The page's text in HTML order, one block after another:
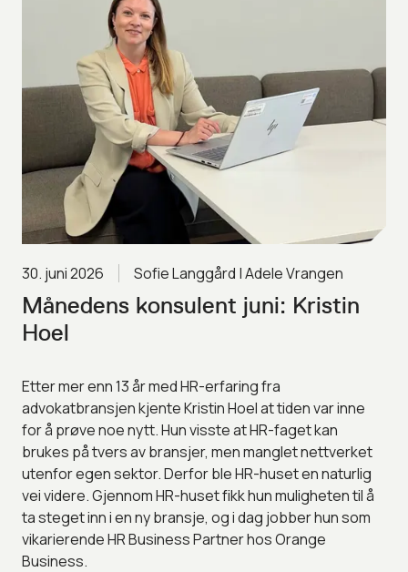
30. juni 2026 Sofie Langgård | Adele Vrangen
Månedens konsulent juni: Kristin
Hoel
Etter mer enn 13 år med HR-erfaring fra
advokatbransjen kjente Kristin Hoel at tiden var inne
for å prøve noe nytt. Hun visste at HR-faget kan
brukes på tvers av bransjer, men manglet nettverket
utenfor egen sektor. Derfor ble HR-huset en naturlig
vei videre. Gjennom HR-huset fikk hun muligheten til å
ta steget inn i en ny bransje, og i dag jobber hun som
vikarierende HR Business Partner hos Orange
Business.